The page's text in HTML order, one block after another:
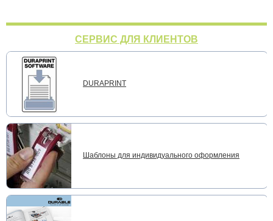
СЕРВИС ДЛЯ КЛИЕНТОВ
DURAPRINT
Шаблоны для индивидуального оформления